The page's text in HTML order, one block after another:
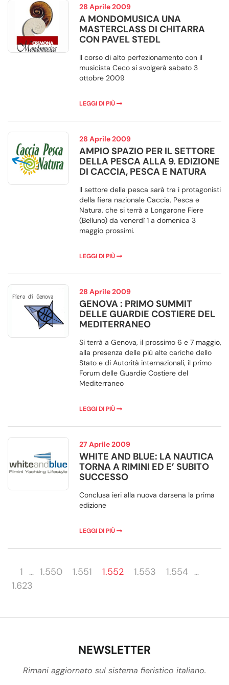
28 Aprile 2009
A MONDOMUSICA UNA
MASTERCLASS DI CHITARRA
CON PAVEL STEDL
Il corso di alto perfezionamento con il
musicista Ceco si svolgerà sabato 3
ottobre 2009
LEGGI DI PIÙ
28 Aprile 2009
AMPIO SPAZIO PER IL SETTORE
DELLA PESCA ALLA 9. EDIZIONE
DI CACCIA, PESCA E NATURA
Il settore della pesca sarà tra i protagonisti
della fiera nazionale Caccia, Pesca e
Natura, che si terrà a Longarone Fiere
(Belluno) da venerdì 1 a domenica 3
maggio prossimi.
LEGGI DI PIÙ
28 Aprile 2009
GENOVA : PRIMO SUMMIT
DELLE GUARDIE COSTIERE DEL
MEDITERRANEO
Si terrà a Genova, il prossimo 6 e 7 maggio,
alla presenza delle più alte cariche dello
Stato e di Autorità internazionali, il primo
Forum delle Guardie Costiere del
Mediterraneo
LEGGI DI PIÙ
27 Aprile 2009
WHITE AND BLUE: LA NAUTICA
TORNA A RIMINI ED E’ SUBITO
SUCCESSO
Conclusa ieri alla nuova darsena la prima
edizione
LEGGI DI PIÙ
1 … 1.550 1.551 1.552 1.553 1.554 …
1.623
NEWSLETTER
Rimani aggiornato sul sistema fieristico italiano.